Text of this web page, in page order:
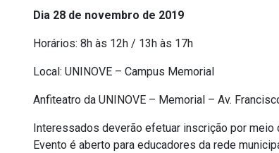
Dia 28 de novembro de 2019
Horários: 8h às 12h / 13h às 17h
Local: UNINOVE – Campus Memorial
Anfiteatro da UNINOVE – Memorial – Av.
Interessados deverão efetuar inscrição por meio
Evento é aberto para educadores da rede